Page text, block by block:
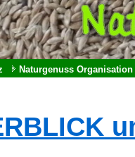
Naturgenuss Organisation